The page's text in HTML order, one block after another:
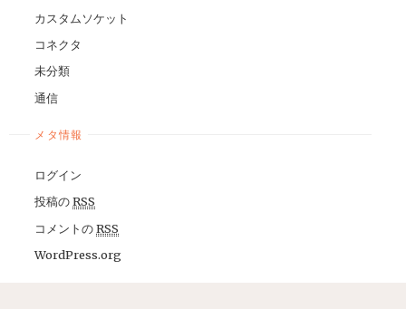
カスタムソケット
コネクタ
未分類
通信
メタ情報
ログイン
投稿のRSS
コメントのRSS
WordPress.org